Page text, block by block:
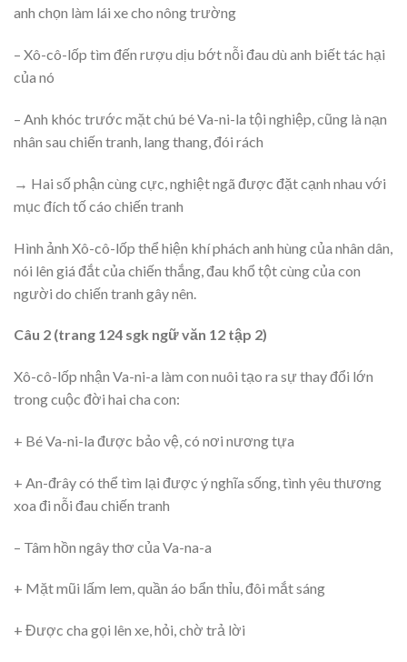
anh chọn làm lái xe cho nông trường
– Xô-cô-lốp tìm đến rượu dịu bớt nỗi đau dù anh biết tác hại
của nó
– Anh khóc trước mặt chú bé Va-ni-la tội nghiệp, cũng là nạn
nhân sau chiến tranh, lang thang, đói rách
→ Hai số phận cùng cực, nghiệt ngã được đặt cạnh nhau với
mục đích tố cáo chiến tranh
Hình ảnh Xô-cô-lốp thể hiện khí phách anh hùng của nhân dân,
nói lên giá đắt của chiến thắng, đau khổ tột cùng của con
người do chiến tranh gây nên.
Câu 2 (trang 124 sgk ngữ văn 12 tập 2)
Xô-cô-lốp nhận Va-ni-a làm con nuôi tạo ra sự thay đổi lớn
trong cuộc đời hai cha con:
+ Bé Va-ni-la được bảo vệ, có nơi nương tựa
+ An-đrây có thể tìm lại được ý nghĩa sống, tình yêu thương
xoa đi nỗi đau chiến tranh
– Tâm hồn ngây thơ của Va-na-a
+ Mặt mũi lấm lem, quần áo bẩn thỉu, đôi mắt sáng
+ Được cha gọi lên xe, hỏi, chờ trả lời